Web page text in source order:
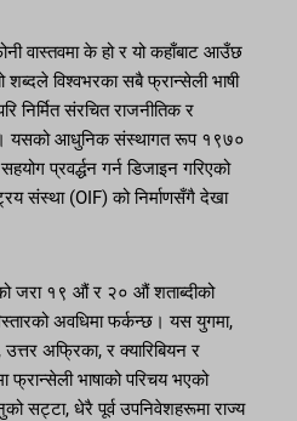
वास्तवमा के हो र यो कहाँबाट आउँछ
विश्वभरका सबै फ्रान्सेली भाषी
निर्मित संरचित राजनीतिक र
यसको आधुनिक संस्थागत रूप १९७०
प्रवर्द्धन गर्न डिजाइन गरिएको
संस्था (OIF) को निर्माणसँगै देखा
जरा १९ औं र २० औं शताब्दीको
अवधिमा फर्कन्छ। यस युगमा,
अफ्रिका, र क्यारिबियन र
फ्रान्सेली भाषाको परिचय भएको
सट्टा, धेरै पूर्व उपनिवेशहरूमा राज्य